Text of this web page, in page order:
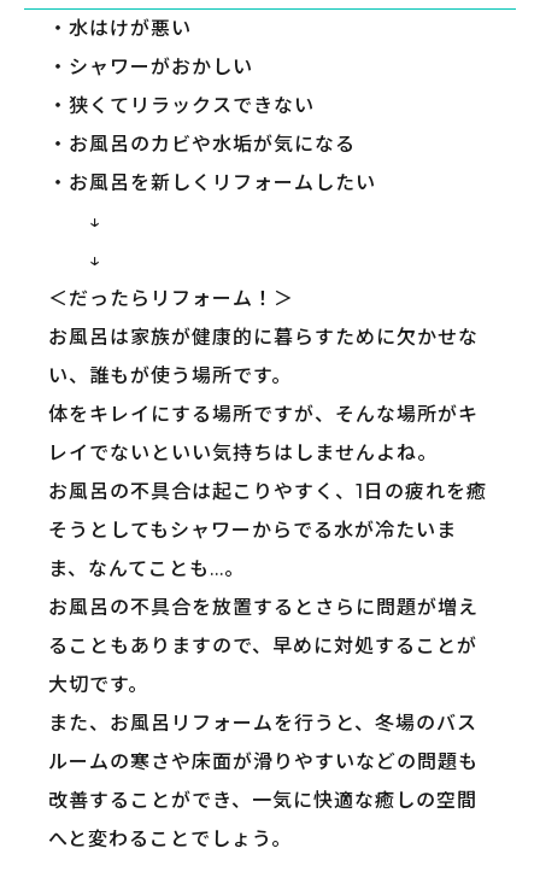
・水はけが悪い
・シャワーがおかしい
・狭くてリラックスできない
・お風呂のカビや水垢が気になる
・お風呂を新しくリフォームしたい
↓
↓
＜だったらリフォーム！＞
お風呂は家族が健康的に暮らすために欠かせな
い、誰もが使う場所です。
体をキレイにする場所ですが、そんな場所がキ
レイでないといい気持ちはしませんよね。
お風呂の不具合は起こりやすく、1日の疲れを癒
そうとしてもシャワーからでる水が冷たいま
ま、なんてことも…。
お風呂の不具合を放置するとさらに問題が増え
ることもありますので、早めに対処することが
大切です。
また、お風呂リフォームを行うと、冬場のバス
ルームの寒さや床面が滑りやすいなどの問題も
改善することができ、一気に快適な癒しの空間
へと変わることでしょう。